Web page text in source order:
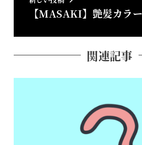
【MASAKI】艶髪カラ
関連記事